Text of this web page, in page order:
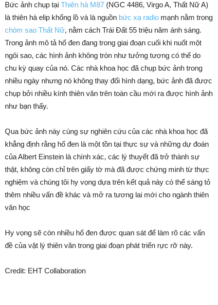
Bức ảnh chụp tại Thiên hà M87 (NGC 4486, Virgo A, Thất Nữ A)
là thiên hà elip khổng lồ và là nguồn bức xạ radio mạnh nằm trong
chòm sao Thất Nữ, nằm cách Trái Đất 55 triệu năm ánh sáng.
Trong ảnh mô tả hố đen đang trong giai đoạn cuối khi nuốt một
ngôi sao, các hình ảnh không tròn như tưởng tượng có thể do
chu kỳ quay của nó. Các nhà khoa học đã chụp bức ảnh trong
nhiều ngày nhưng nó không thay đổi hình dạng, bức ảnh đã được
chụp bởi nhiều kính thiên văn trên toàn cầu mới ra được hình ảnh
như bạn thấy.
Qua bức ảnh này cùng sự nghiên cứu của các nhà khoa học đã
khẳng định rằng hố đen là một tồn tại thực sự và những dự đoán
của Albert Einstein là chính xác, các lý thuyết đã trở thành sự
thật, không còn chỉ trên giấy tờ mà đã được chứng minh từ thực
nghiệm và chúng tôi hy vọng dựa trên kết quả này có thể sáng tỏ
thêm nhiều vấn đề khác và mở ra tương lai mới cho ngành thiên
văn học
Hy vọng sẽ còn nhiều hố đen được quan sát để làm rõ các vấn
đề của vật lý thiên văn trong giai đoạn phát triển rực rỡ này.
Credit: EHT Collaboration